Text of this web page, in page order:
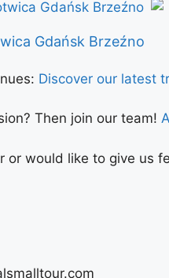
Gdańsk Brzeźno
Discover our latest
Then join our team!
or would like to give us